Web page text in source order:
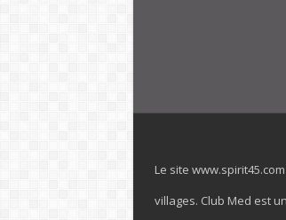
Le site
villages. Club Med est